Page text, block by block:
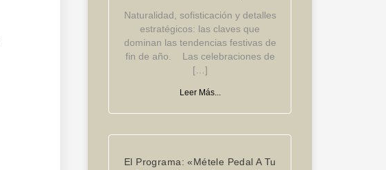
Naturalidad, sofisticación y detalles
estratégicos: las claves que
dominan las tendencias festivas de
fin de año. Las celebraciones de
[…]
Leer Más...
El Programa: «Métele Pedal A Tu